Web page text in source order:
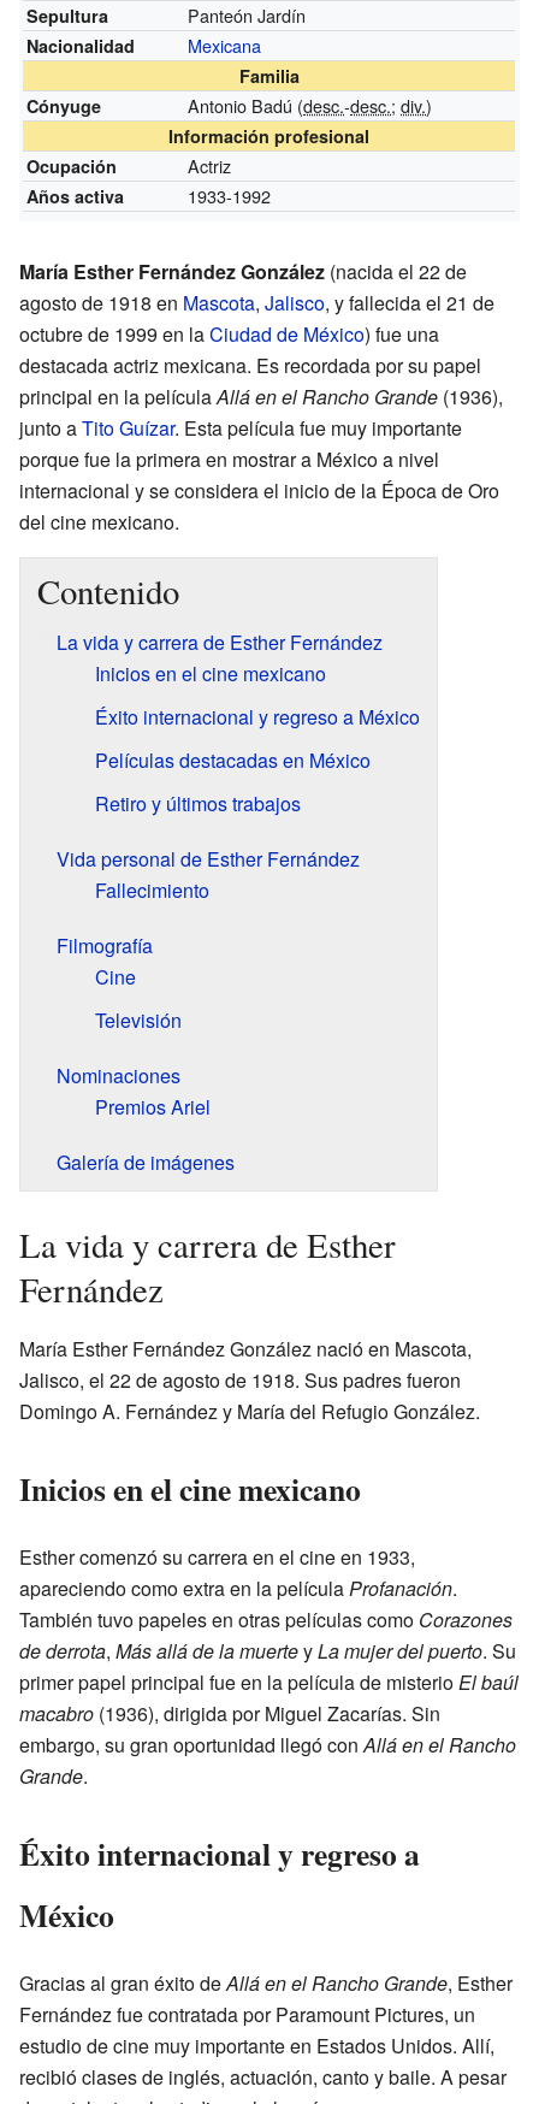
Sepultura Panteón Jardín
Nacionalidad Mexicana
Familia
Cónyuge
Antonio Badú (desc.-desc.;div.)
Información profesional
Ocupación
Actriz
Años activa 1933-1992
María Esther Fernández González (nacida el 22 de
agosto de 1918 en Mascota, Jalisco, y fallecida el 21 de
octubre de 1999 en laCiudad de México) fue una
destacada actriz mexicana. Es recordada por su papel
principal en la películaAllá en el Rancho Grande (1936),
junto aTito Guízar. Esta película fue muy importante
porque fue la primera en mostrar a México a nivel
internacional y se considera el inicio de la Época de Oro
del cine mexicano.
Contenido
La vida y carrera de Esther Fernández
Inicios en el cine mexicano
Éxito internacional y regreso a México
Películas destacadas en México
Retiro y últimos trabajos
Vida personal de Esther Fernández
Fallecimiento
Filmografía
Cine
Televisión
Nominaciones
Premios Ariel
Galería de imágenes
La vida y carrera de Esther
Fernández
María Esther Fernández González nació en Mascota,
Jalisco, el 22 de agosto de 1918. Sus padres fueron
Domingo A. Fernández y María del Refugio González.
Inicios en el cine mexicano
Esther comenzó su carrera en el cine en 1933,
apareciendo como extra en la películaProfanación.
También tuvo papeles en otras películas como Corazones
de derrota, Más allá de la muerteyLa mujer del puerto. Su
primer papel principal fue en la película de misterioEl baúl
macabro (1936), dirigida por Miguel Zacarías. Sin
embargo, su gran oportunidad llegó conAllá en el Rancho
Grande.
Éxito internacional y regreso a
México
Gracias al gran éxito deAllá en el Rancho Grande, Esther
Fernández fue contratada por Paramount Pictures, un
estudio de cine muy importante en Estados Unidos. Allí,
recibió clases de inglés, actuación, canto y baile. A pesar